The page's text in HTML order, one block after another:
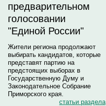
предварительном
голосовании
"Единой России"
Жители региона продолжают
выбирать кандидатов, которые
представят партию на
предстоящих выборах в
Государственную Думу и
Законодательное Собрание
Приморского края.
статьи раздела